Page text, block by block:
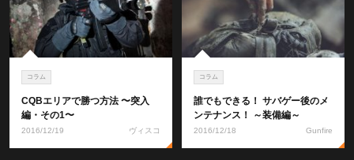
コラム
CQBエリアで勝つ方法 〜突入
編・その1〜
2016/12/19 ヴィスコ
コラム
誰でもできる！ サバゲー後のメ
ンテナンス！ ～装備編～
2016/12/18 Gunfire